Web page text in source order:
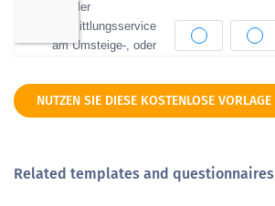
NUTZEN SIE DIESE KOSTENLOSE VORLAGE
Related templates and questionnaires